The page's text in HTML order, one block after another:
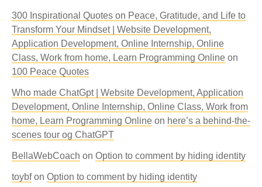
300 Inspirational Quotes on Peace, Gratitude, and Life to
Transform Your Mindset | Website Development,
Application Development, Online Internship, Online
Class, Work from home, Learn Programming Online on
100 Peace Quotes
Who made ChatGpt | Website Development, Application
Development, Online Internship, Online Class, Work from
home, Learn Programming Online on here’s a behind-the-
scenes tour og ChatGPT
BellaWebCoach on Option to comment by hiding identity
toybfon Option to comment by hiding identity